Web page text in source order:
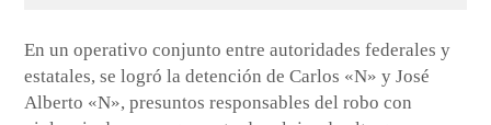
En un operativo conjunto entre autoridades federales y
estatales, se logró la detención de Carlos «N» y José
Alberto «N», presuntos responsables del robo con